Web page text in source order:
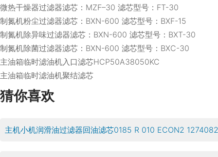
微热干燥器过滤器滤芯：MZF–30 滤芯型号：FT-30
制氮机粉尘过滤器滤芯：BXN-600 滤芯型号：BXF-15
制氮机除异味过滤器滤芯：BXN-600 滤芯型号：BXT-30
制氮机除菌过滤器滤芯：BXN-600 滤芯型号：BXC-30
主油箱临时滤油机入口滤芯HCP50A38050KC
主油箱临时滤油机聚结滤芯
猜你喜欢
主机小机润滑油过滤器回油滤芯0185 R 010 ECON2 1274082